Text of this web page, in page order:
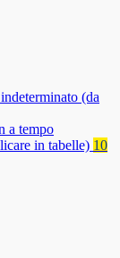
(da
a tempo
in tabelle) 10